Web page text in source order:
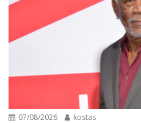
07/08/2026 kostas